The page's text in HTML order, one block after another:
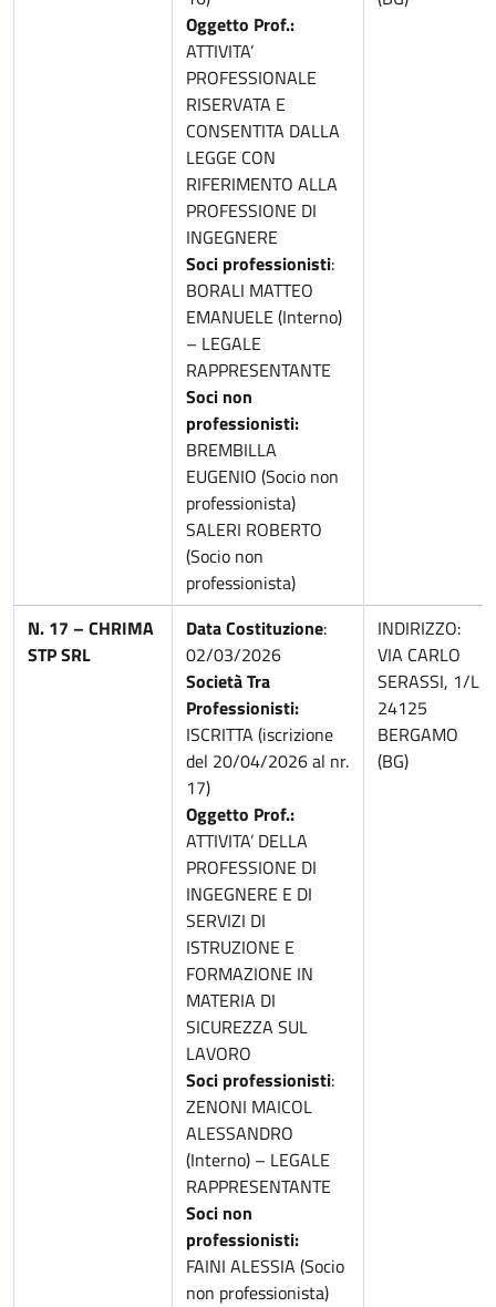
Oggetto Prof.:
ATTIVITA’
PROFESSIONALE
RISERVATA E
CONSENTITA DALLA
LEGGE CON
RIFERIMENTO ALLA
PROFESSIONE DI
INGEGNERE
Soci professionisti:
BORALI MATTEO
EMANUELE (Interno)
– LEGALE
RAPPRESENTANTE
Soci non
professionisti:
BREMBILLA
EUGENIO (Socio non
professionista)
SALERI ROBERTO
(Socio non
professionista)
N. 17 – CHRIMA
STP SRL
Data Costituzione:
02/03/2026
Società Tra
Professionisti:
ISCRITTA (iscrizione
del 20/04/2026 al nr.
17)
Oggetto Prof.:
ATTIVITA’ DELLA
PROFESSIONE DI
INGEGNERE E DI
SERVIZI DI
ISTRUZIONE E
FORMAZIONE IN
MATERIA DI
SICUREZZA SUL
LAVORO
Soci professionisti:
ZENONI MAICOL
ALESSANDRO
(Interno) – LEGALE
RAPPRESENTANTE
Soci non
professionisti:
FAINI ALESSIA (Socio
non professionista)
INDIRIZZO:
VIA CARLO
SERASSI, 1/L
24125
BERGAMO
(BG)